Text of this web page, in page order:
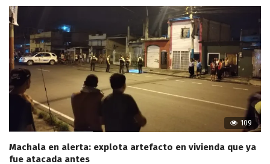
109
Machala en alerta: explota artefacto en vivienda que ya
fue atacada antes